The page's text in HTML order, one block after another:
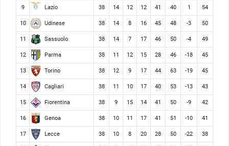
9 Lazio 38 14 12 12 41 40 1 54
10 Udinese 38 14 8 16 45 48 -3 50
11 Sassuolo 38 14 7 17 46 50 -4 49
12 Parma 38 11 12 15 28 46 -18 45
13 Torino 38 12 9 17 44 63 -19 45
14 Cagliari 38 11 10 17 40 53 -13 43
15 Fiorentina 38 9 15 14 41 50 -9 42
16 Genoa 38 10 11 17 41 51 -10 41
17 Lecce 38 10 8 20 28 50 -22 38